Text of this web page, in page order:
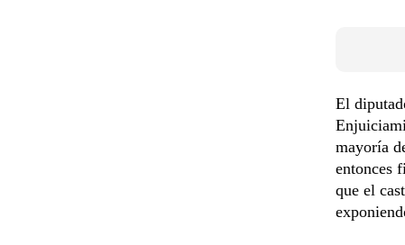
El
mayoría
entonces
que el